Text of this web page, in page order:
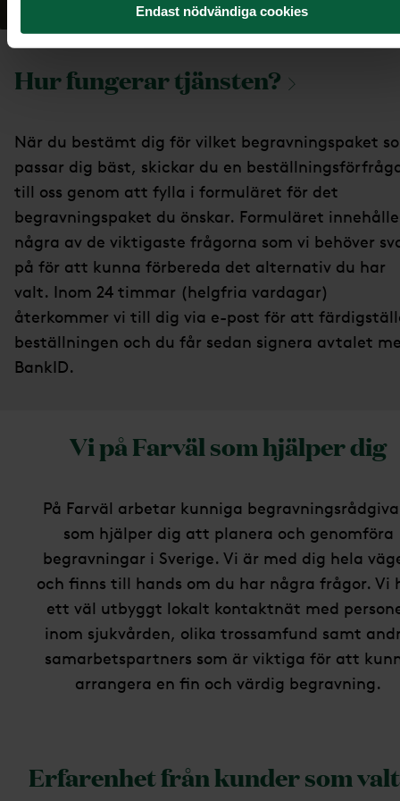
Endast nödvändiga cookies
Hur fungerartjänsten?
När du bestämt dig för vilket begravningspaket
passar dig bäst, skickar du en
till oss genom att fylla i formuläret för det
begravningspaket du önskar. Formuläret
några av de viktigaste frågorna som vi behöver
på för att kunna förbereda det alternativ du har
valt. Inom 24 timmar (helgfria vardagar)
återkommer vi till dig via e-post för att
beställningen och du får sedan signera avtalet
BankID.
Vi på Farväl som hjälper dig
På Farväl arbetar kunniga
som hjälper dig att planera och genomföra
begravningar i Sverige. Vi är med dig hela
och finns till hands om du har några frågor. Vi
ett väl utbyggt lokalt kontaktnät med
inom sjukvården, olika trossamfund samt
samarbetspartners som är viktiga för att
arrangera en fin och värdig begravning.
Erfarenhet från kunder som valt